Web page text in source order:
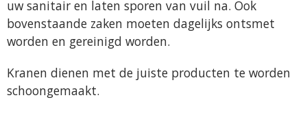
uw sanitair en laten sporen van vuil na. Ook
bovenstaande zaken moeten dagelijks ontsmet
worden en gereinigd worden.
Kranen dienen met de juiste producten te worden
schoongemaakt.